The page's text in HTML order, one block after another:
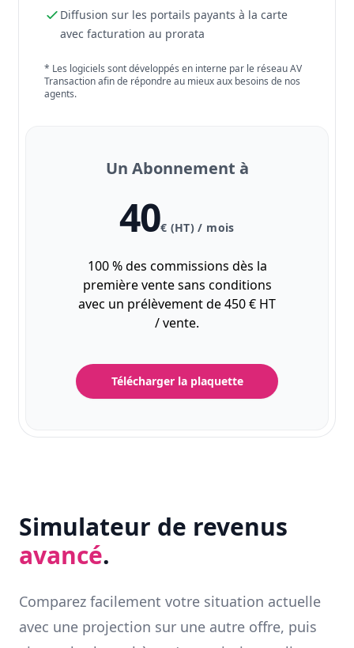
Diffusion sur les portails payants à la carte
avec facturation au prorata
* Les logiciels sont développés en interne par le réseau AV
Transaction afin de répondre au mieux aux besoins de nos
agents.
Un Abonnement à
40€ (HT) / mois
100 % des commissions dès la
première vente sans conditions
avec un prélèvement de 450 € HT
/ vente.
Télécharger la plaquette
Simulateur de revenus
avancé.
Comparez facilement votre situation actuelle
avec une projection sur une autre offre, puis